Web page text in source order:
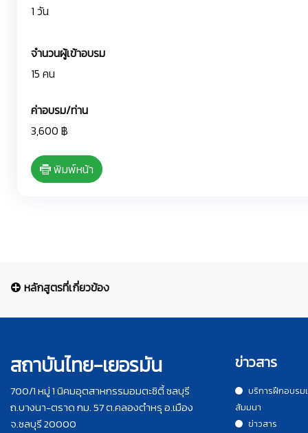
1 วัน
จำนวนผู้เข้าอบรม
15 คน
ค่าอบรม/ท่าน
3,600 ฿
พิมพ์หน้า
หลักสูตรที่เกี่ยวข้อง
สถาบันไทย-เยอรมัน
700/1 หมู่ 1 นิคมอุตสาหกรรมอมตะซิตี้ ชลบุรี
ถ.บางนา-ตราด กม. 57 ต.คลองตำหรุ อ.เมือง
จ.ชลบุรี 20000
ข่าวสาร
บริการฝึกอบรม
สัมมนา
ข่าวสาร